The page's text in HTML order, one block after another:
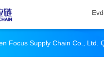
Focus Supply Chain Co., Ltd.